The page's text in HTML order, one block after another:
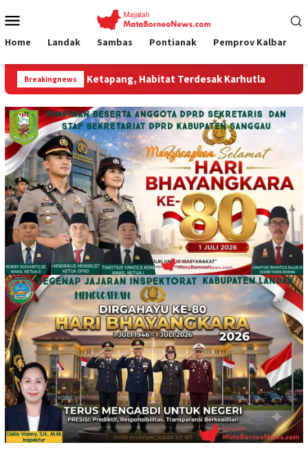
ke
Mobile
Home Landak Sambas Pontianak Pemprov Kalbar
BreakingnewsHabitat Terdesak Karhutla Jumat Curhat